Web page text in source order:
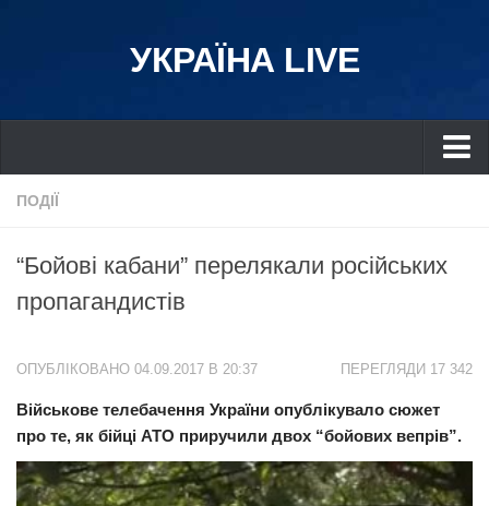
УКРАЇНА LIVE
Україна
Дніпро
Львів
Харків
Донбас
Одеса
Схід
ПОДІЇ
“Бойові кабани” перелякали російських
пропагандистів
ПЕРЕГЛЯДИ 17 342
ОПУБЛІКОВАНО 04.09.2017 В 20:37
Військове телебачення України опублікувало сюжет
про те, як бійці АТО приручили двох “бойових вепрів”.